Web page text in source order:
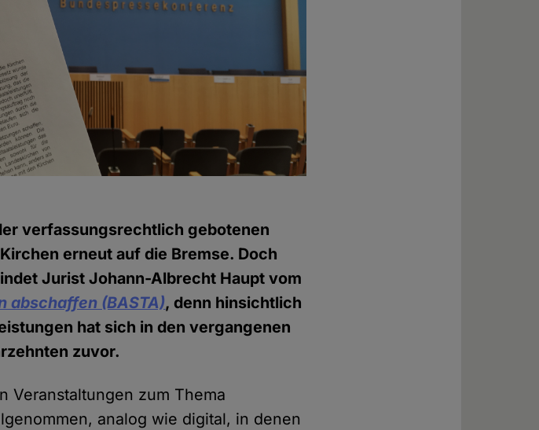
verfassungsrechtlich gebotenen
erneut auf die Bremse. Doch
Jurist Johann-Albrecht Haupt vom
abschaffen (BASTA), denn hinsichtlich
hat sich in den vergangenen
zuvor.
Veranstaltungen zum Thema
analog wie digital, in denen